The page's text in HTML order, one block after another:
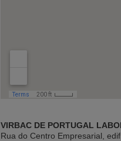
VIRBAC DE PORTUGAL
Rua do Centro Empresarial,